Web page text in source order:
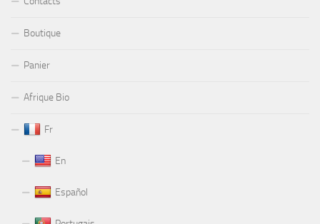
Boutique
Panier
Afrique Bio
Fr
En
Español